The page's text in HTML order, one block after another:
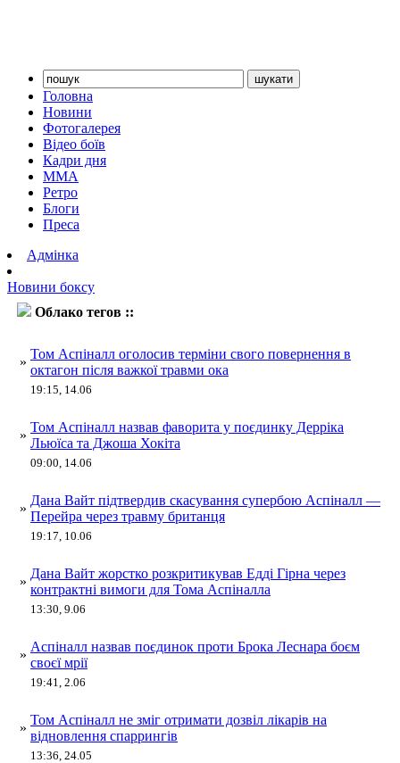
Головна
Новини
Фотогалерея
Відео боїв
Кадри дня
ММА
Ретро
Блоги
Преса
Адмінка
Новини боксу
Облако тегов ::
»
Том Аспіналл оголосив терміни свого повернення в
октагон після важкої травми ока
19:15, 14.06
»
Том Аспіналл назвав фаворита у поєдинку Дерріка
Льюїса та Джоша Хокіта
09:00, 14.06
»
Дана Вайт підтвердив скасування супербою Аспіналл —
Перейра через травму британця
19:17, 10.06
»
Дана Вайт жорстко розкритикував Едді Гірна через
контрактні вимоги для Тома Аспіналла
13:30, 9.06
»
Аспіналл назвав поєдинок проти Брока Леснара боєм
своєї мрії
19:41, 2.06
»
Том Аспіналл не зміг отримати дозвіл лікарів на
відновлення спаррингів
13:36, 24.05